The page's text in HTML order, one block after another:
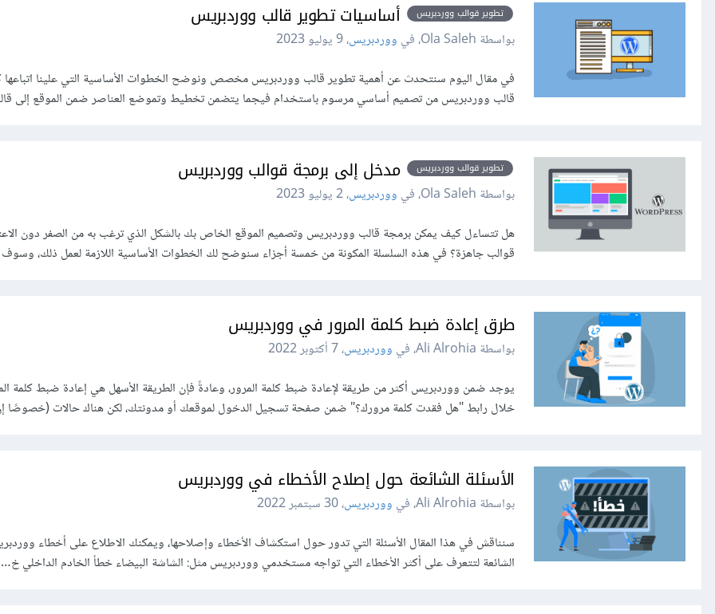
تطوير قوالب ووردبريس أساسيات تطوير قالب ووردبريس
بواسطة Ola Saleh، في ووردبريس،9 يوليو 2023
في مقال اليوم سنتحدث عن أهمية تطوير قالب ووردبريس مخصص ونوضح الخطوات الأساسية التي علينا
قالب ووردبريس من تصميم أساسي مرسوم باستخدام فيجما يتضمن تخطيط وتموضع العناصر ضمن الموقع إلى
تطوير قوالب ووردبريس مدخل إلى برمجة قوالب ووردبريس
بواسطة Ola Saleh، في ووردبريس،2 يوليو 2023
هل تتساءل كيف يمكن برمجة قالب ووردبريس وتصميم الموقع الخاص بك بالشكل الذي ترغب به من الصفر دون
قوالب جاهزة؟ في هذه السلسلة المكونة من خمسة أجزاء سنوضح لك الخطوات الأساسية اللازمة لعمل ذلك،
طرق إعادة ضبط كلمة المرور في ووردبريس
بواسطة Ali Alrohia، في ووردبريس،7 أكتوبر 2022
يوجد ضمن ووردبريس أكثر من طريقة لإعادة ضبط كلمة المرور، وعادةً فإن الطريقة الأسهل هي إعادة ضبط كلمة
خلال رابط "هل فقدت كلمة مرورك؟" ضمن صفحة تسجيل الدخول لموقعك أو مدونتك، لكن هناك حالات (خصوصًا
الأسئلة الشائعة حول إصلاح الأخطاء في ووردبريس
بواسطة Ali Alrohia، في ووردبريس،30 سبتمبر 2022
سنناقش في هذا المقال الأسئلة التي تدور حول استكشاف الأخطاء وإصلاحها، ويمكنك الاطلاع على أخطاء
الشائعة لتتعرف على أكثر الأخطاء التي تواجه مستخدمي ووردبريس مثل: الشاشة البيضاء خطأ الخادم الداخلي خ…